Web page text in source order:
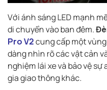
Với ánh sáng LED mạnh
di chuyển vào ban đêm.
Pro V2cung cấp một
dàng nhìn rõ các vật cản
nghiệm lái xe và bảo vệ
gia giao thông khác.